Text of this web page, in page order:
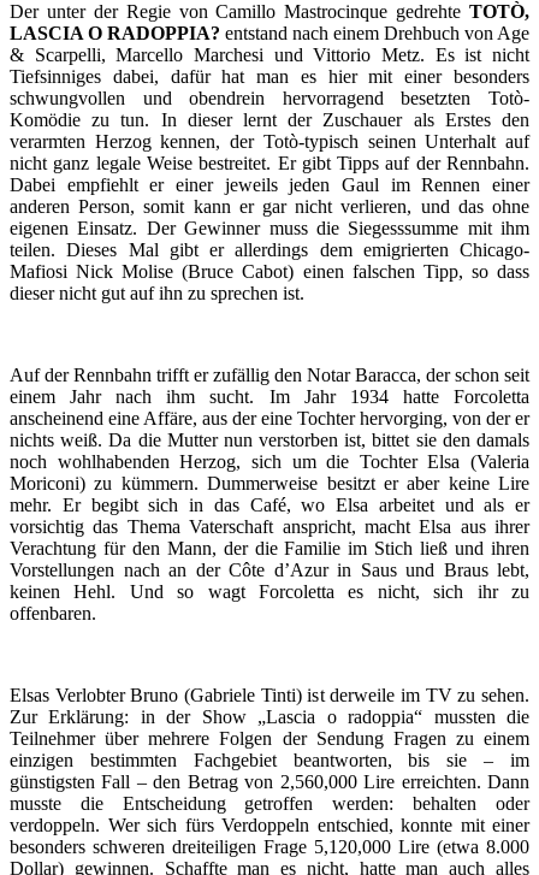
Der unter der Regie von Camillo Mastrocinque gedrehte TOTÒ,
LASCIA O RADOPPIA? entstand nach einem Drehbuch von Age
& Scarpelli, Marcello Marchesi und Vittorio Metz. Es ist nicht
Tiefsinniges dabei, dafür hat man es hier mit einer besonders
schwungvollen und obendrein hervorragend besetzten Totò-
Komödie zu tun. In dieser lernt der Zuschauer als Erstes den
verarmten Herzog kennen, der Totò-typisch seinen Unterhalt auf
nicht ganz legale Weise bestreitet. Er gibt Tipps auf der Rennbahn.
Dabei empfiehlt er einer jeweils jeden Gaul im Rennen einer
anderen Person, somit kann er gar nicht verlieren, und das ohne
eigenen Einsatz. Der Gewinner muss die Siegesssumme mit ihm
teilen. Dieses Mal gibt er allerdings dem emigrierten Chicago-
Mafiosi Nick Molise (Bruce Cabot) einen falschen Tipp, so dass
dieser nicht gut auf ihn zu sprechen ist.
Auf der Rennbahn trifft er zufällig den Notar Baracca, der schon seit
einem Jahr nach ihm sucht. Im Jahr 1934 hatte Forcoletta
anscheinend eine Affäre, aus der eine Tochter hervorging, von der er
nichts weiß. Da die Mutter nun verstorben ist, bittet sie den damals
noch wohlhabenden Herzog, sich um die Tochter Elsa (Valeria
Moriconi) zu kümmern. Dummerweise besitzt er aber keine Lire
mehr. Er begibt sich in das Café, wo Elsa arbeitet und als er
vorsichtig das Thema Vaterschaft anspricht, macht Elsa aus ihrer
Verachtung für den Mann, der die Familie im Stich ließ und ihren
Vorstellungen nach an der Côte d’Azur in Saus und Braus lebt,
keinen Hehl. Und so wagt Forcoletta es nicht, sich ihr zu
offenbaren.
Elsas Verlobter Bruno (Gabriele Tinti) ist derweile im TV zu sehen.
Zur Erklärung: in der Show „Lascia o radoppia“ mussten die
Teilnehmer über mehrere Folgen der Sendung Fragen zu einem
einzigen bestimmten Fachgebiet beantworten, bis sie – im
günstigsten Fall – den Betrag von 2,560,000 Lire erreichten. Dann
musste die Entscheidung getroffen werden: behalten oder
verdoppeln. Wer sich fürs Verdoppeln entschied, konnte mit einer
besonders schweren dreiteiligen Frage 5,120,000 Lire (etwa 8.000
Dollar) gewinnen. Schaffte man es nicht, hatte man auch alles